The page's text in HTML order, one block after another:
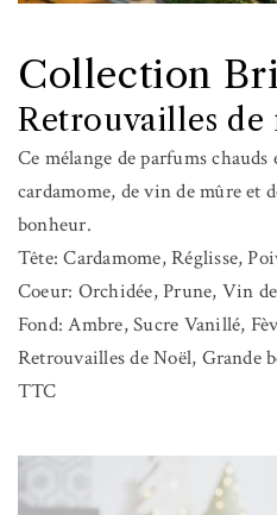
Collection
Retrouvailles de
Ce mélange de parfums chauds
cardamome, de vin de mûre et
bonheur.
Tête: Cardamome, Réglisse,
Coeur: Orchidée, Prune, Vin
Fond: Ambre, Sucre Vanillé,
Retrouvailles de Noël, Grande
TTC